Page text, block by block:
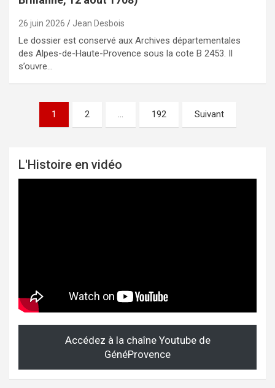
26 juin 2026 Jean Desbois
Le dossier est conservé aux Archives départementales
des Alpes-de-Haute-Provence sous la cote B 2453. Il
s’ouvre…
Pagination
publications
1 2 … 192 Suivant
L'Histoire en vidéo
Accédez à la chaîne Youtube de
GénéProvence